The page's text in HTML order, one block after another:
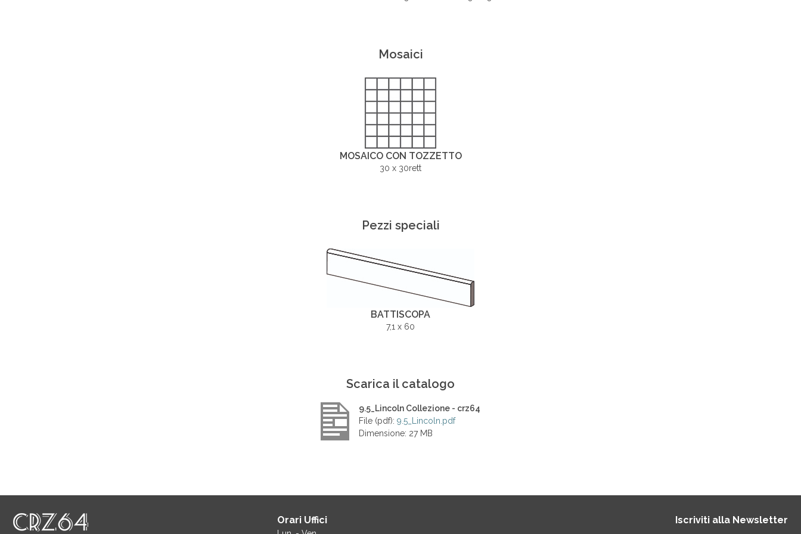
Mosaici
MOSAICO CON TOZZETTO
30 x 30rett
Pezzi speciali
BATTISCOPA
7,1 x 60
Scarica il catalogo
9.5_Lincoln Collezione - crz64
File (pdf): 9.5_Lincoln.pdf
Dimensione: 27 MB
Orari Uffici Iscriviti alla Newsletter